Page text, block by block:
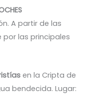
A partir de las
por las principales
en la Cripta de
bendecida. Lugar: